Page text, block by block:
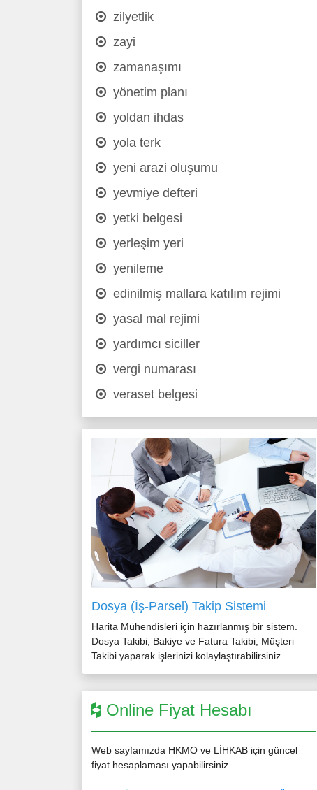
zilyetlik
zayi
zamanaşımı
yönetim planı
yoldan ihdas
yola terk
yeni arazi oluşumu
yevmiye defteri
yetki belgesi
yerleşim yeri
yenileme
edinilmiş mallara katılım rejimi
yasal mal rejimi
yardımcı siciller
vergi numarası
veraset belgesi
Dosya (İş-Parsel) Takip Sistemi
Harita Mühendisleri için hazırlanmış bir sistem.
Dosya Takibi, Bakiye ve Fatura Takibi, Müşteri
Takibi yaparak işlerinizi kolaylaştırabilirsiniz.
Online Fiyat Hesabı
Web sayfamızda HKMO ve LİHKAB için güncel
fiyat hesaplaması yapabilirsiniz.